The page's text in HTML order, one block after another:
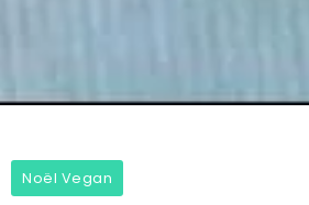
Noël Vegan